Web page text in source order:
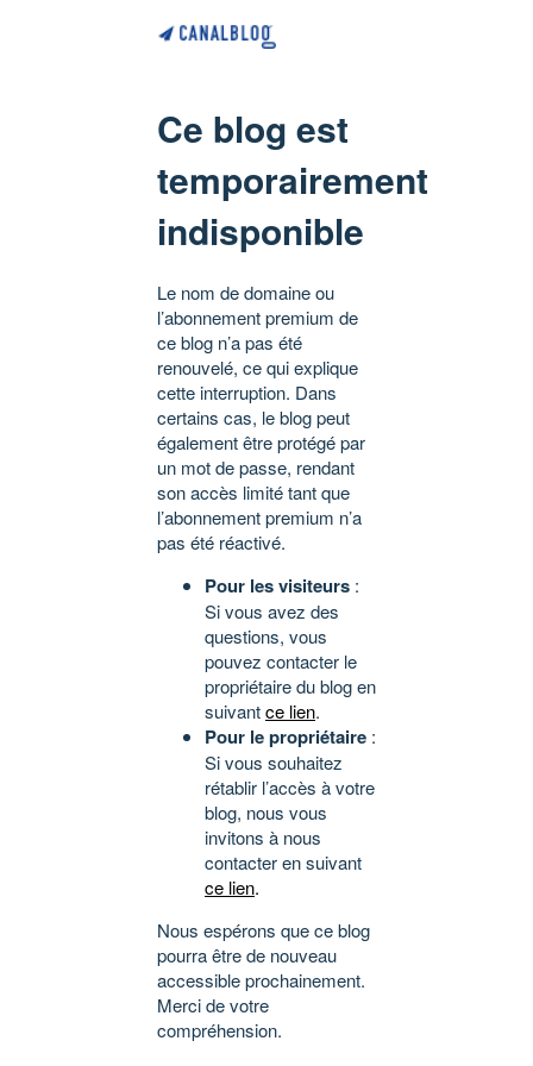
Ce blog est
temporairement
indisponible
Le nom de domaine ou
l’abonnement premium de
ce blog n’a pas été
renouvelé, ce qui explique
cette interruption. Dans
certains cas, le blog peut
également être protégé par
un mot de passe, rendant
son accès limité tant que
l’abonnement premium n’a
pas été réactivé.
Pour les visiteurs :
Si vous avez des
questions, vous
pouvez contacter le
propriétaire du blog en
suivantce lien.
Pour le propriétaire :
Si vous souhaitez
rétablir l’accès à votre
blog, nous vous
invitons à nous
contacter en suivant
ce lien.
Nous espérons que ce blog
pourra être de nouveau
accessible prochainement.
Merci de votre
compréhension.